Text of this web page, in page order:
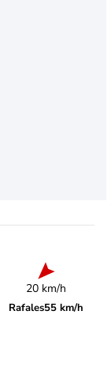
20 km/h
Rafales55 km/h